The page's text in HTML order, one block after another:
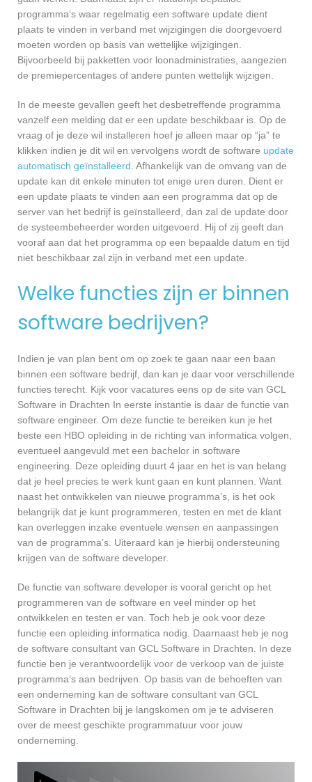
programma’s waar regelmatig een software update dient
plaats te vinden in verband met wijzigingen die doorgevoerd
moeten worden op basis van wettelijke wijzigingen.
Bijvoorbeeld bij pakketten voor loonadministraties, aangezien
de premiepercentages of andere punten wettelijk wijzigen.
In de meeste gevallen geeft het desbetreffende programma
vanzelf een melding dat er een update beschikbaar is. Op de
vraag of je deze wil installeren hoef je alleen maar op “ja” te
klikken indien je dit wil en vervolgens wordt de software update
automatisch geïnstalleerd. Afhankelijk van de omvang van de
update kan dit enkele minuten tot enige uren duren. Dient er
een update plaats te vinden aan een programma dat op de
server van het bedrijf is geïnstalleerd, dan zal de update door
de systeembeheerder worden uitgevoerd. Hij of zij geeft dan
vooraf aan dat het programma op een bepaalde datum en tijd
niet beschikbaar zal zijn in verband met een update.
Welke functies zijn er binnen
software bedrijven?
Indien je van plan bent om op zoek te gaan naar een baan
binnen een software bedrijf, dan kan je daar voor verschillende
functies terecht. Kijk voor vacatures eens op de site van GCL
Software in Drachten In eerste instantie is daar de functie van
software engineer. Om deze functie te bereiken kun je het
beste een HBO opleiding in de richting van informatica volgen,
eventueel aangevuld met een bachelor in software
engineering. Deze opleiding duurt 4 jaar en het is van belang
dat je heel precies te werk kunt gaan en kunt plannen. Want
naast het ontwikkelen van nieuwe programma’s, is het ook
belangrijk dat je kunt programmeren, testen en met de klant
kan overleggen inzake eventuele wensen en aanpassingen
van de programma’s. Uiteraard kan je hierbij ondersteuning
krijgen van de software developer.
De functie van software developer is vooral gericht op het
programmeren van de software en veel minder op het
ontwikkelen en testen er van. Toch heb je ook voor deze
functie een opleiding informatica nodig. Daarnaast heb je nog
de software consultant van GCL Software in Drachten. In deze
functie ben je verantwoordelijk voor de verkoop van de juiste
programma’s aan bedrijven. Op basis van de behoeften van
een onderneming kan de software consultant van GCL
Software in Drachten bij je langskomen om je te adviseren
over de meest geschikte programmatuur voor jouw
onderneming.